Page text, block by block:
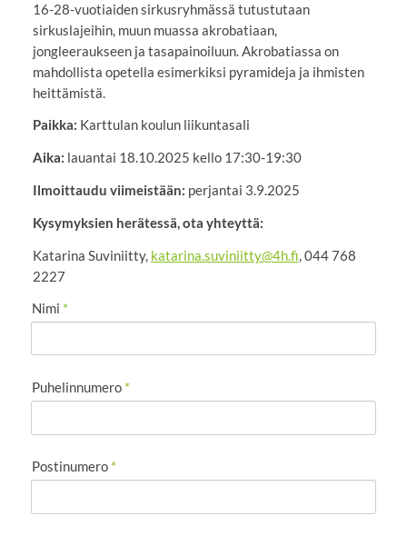
16-28-vuotiaiden sirkusryhmässä tutustutaan
sirkuslajeihin, muun muassa akrobatiaan,
jongleeraukseen ja tasapainoiluun. Akrobatiassa on
mahdollista opetella esimerkiksi pyramideja ja ihmisten
heittämistä.
Paikka: Karttulan koulun liikuntasali
Aika: lauantai 18.10.2025 kello 17:30-19:30
Ilmoittaudu viimeistään: perjantai 3.9.2025
Kysymyksien herätessä, ota yhteyttä:
Katarina Suviniitty, katarina.suviniitty@4h.fi , 044 768
2227
Nimi *
Puhelinnumero *
Postinumero *